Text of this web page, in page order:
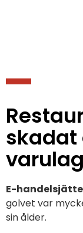
skadat
E-
golvet var
sin ålder.